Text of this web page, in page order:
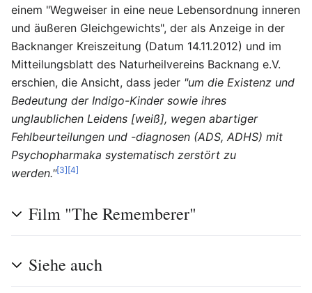
einem "Wegweiser in eine neue Lebensordnung inneren
und äußeren Gleichgewichts", der als Anzeige in der
Backnanger Kreiszeitung (Datum 14.11.2012) und im
Mitteilungsblatt des Naturheilvereins Backnang e.V.
erschien, die Ansicht, dass jeder "um die Existenz und
Bedeutung der Indigo-Kinder sowie ihres
unglaublichen Leidens [weiß], wegen abartiger
Fehlbeurteilungen und -diagnosen (ADS, ADHS) mit
Psychopharmaka systematisch zerstört zu
werden."[3][4]
Film "The Rememberer"
Siehe auch